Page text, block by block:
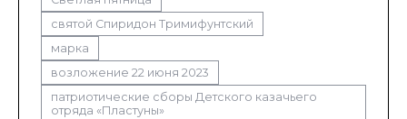
святой Спиридон Тримифунтский
марка
возложение 22 июня 2023
патриотические сборы Детского казачьего
отряда «Пластуны»